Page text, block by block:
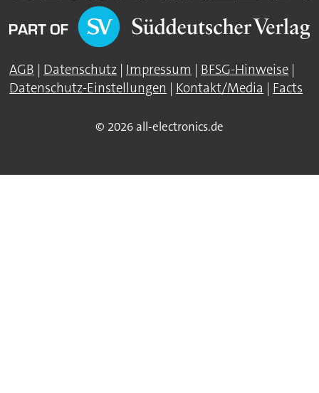
AGB Datenschutz Impressum BFSG-Hinweise
Datenschutz-Einstellungen
Kontakt/Media Facts
© 2026 all-electronics.de